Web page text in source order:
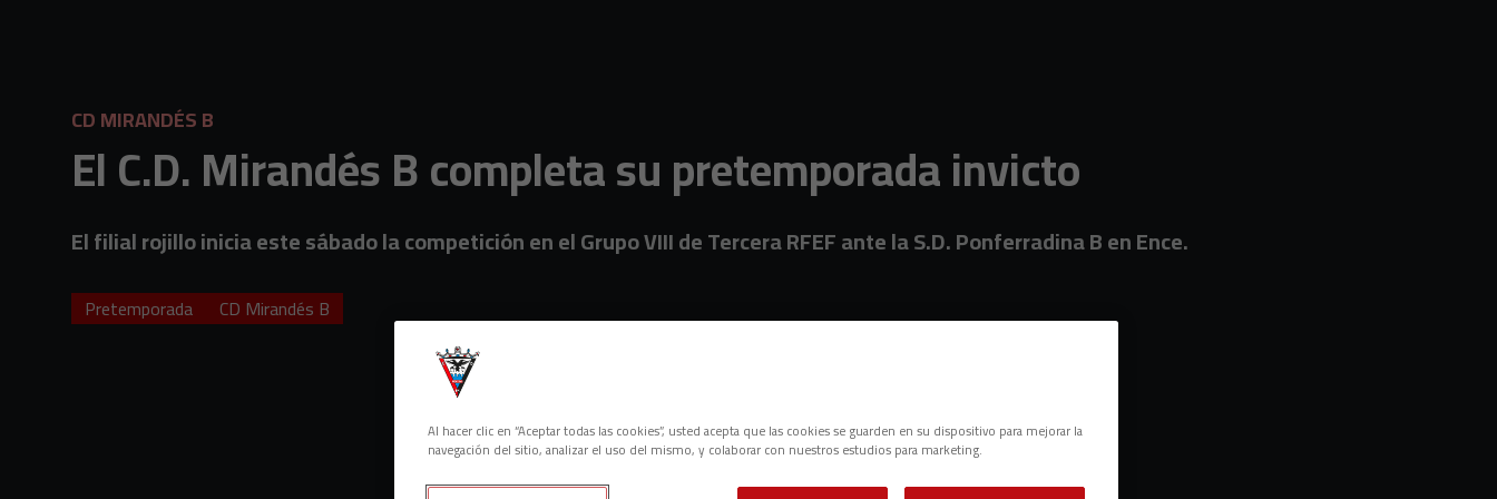
CD MIRANDÉS B
El C.D. Mirandés B completa su pretemporada invicto
El filial rojillo inicia este sábado la competición en el Grupo VIII de Tercera RFEF ante la S.D. Ponferradina B en Ence.
Pretemporada CD Mirandés B
Al hacer clic en “Aceptar todas las cookies”, usted acepta que las cookies se guarden en su dispositivo para mejorar la
navegación del sitio, analizar el uso del mismo, y colaborar con nuestros estudios para marketing.